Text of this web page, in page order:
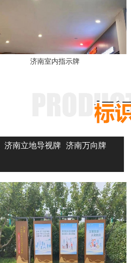
济南室内指示牌
济南立地导视牌 济南万向牌